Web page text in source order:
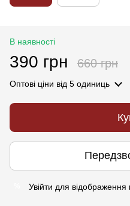
В наявності
390 грн 660 грн
Оптові ціни від 5 одиниць
Увійти для відображення